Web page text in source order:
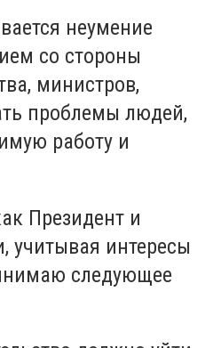
неумение
со стороны
министров,
проблемы людей,
работу и
Президент и
учитывая интересы
следующее